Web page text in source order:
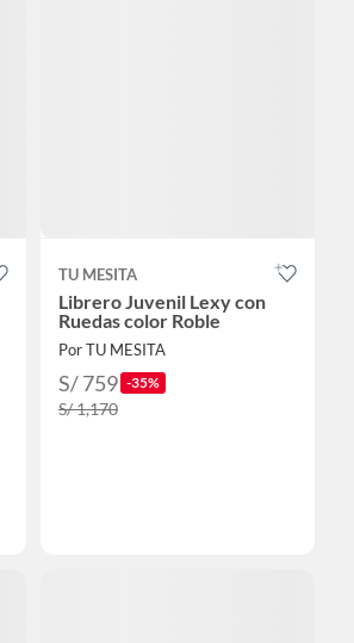
TU MESITA
Librero Juvenil Lexy con
Ruedas color Roble
Por TU MESITA
S/ 759 -35%
S/ 1,170